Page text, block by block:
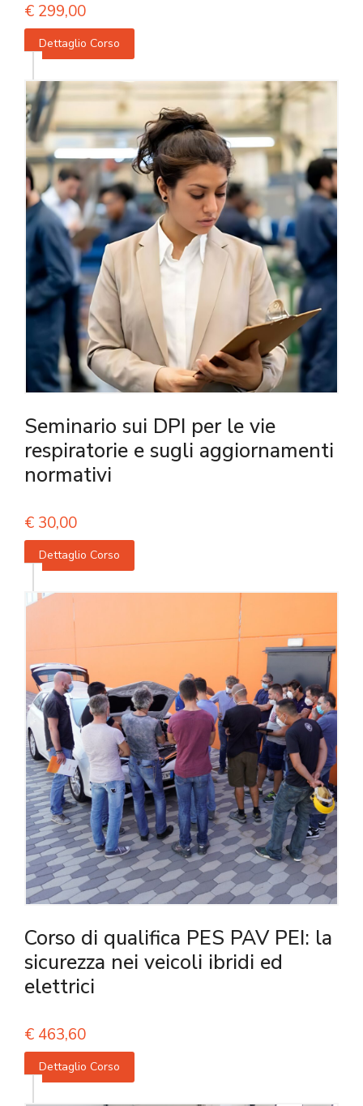
€ 299,00
Dettaglio Corso
Seminario sui DPI per le vie
respiratorie e sugli aggiornamenti
normativi
€ 30,00
Dettaglio Corso
Corso di qualifica PES PAV PEI: la
sicurezza nei veicoli ibridi ed
elettrici
€ 463,60
Dettaglio Corso